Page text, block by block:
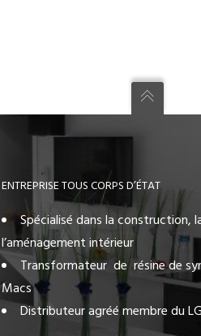
ENTREPRISE TOUS CORPS D’ÉTAT
Spécialisé dans la construction,
l’aménagement intérieur
Transformateur de résine de
Macs
Distributeur agréé membre du